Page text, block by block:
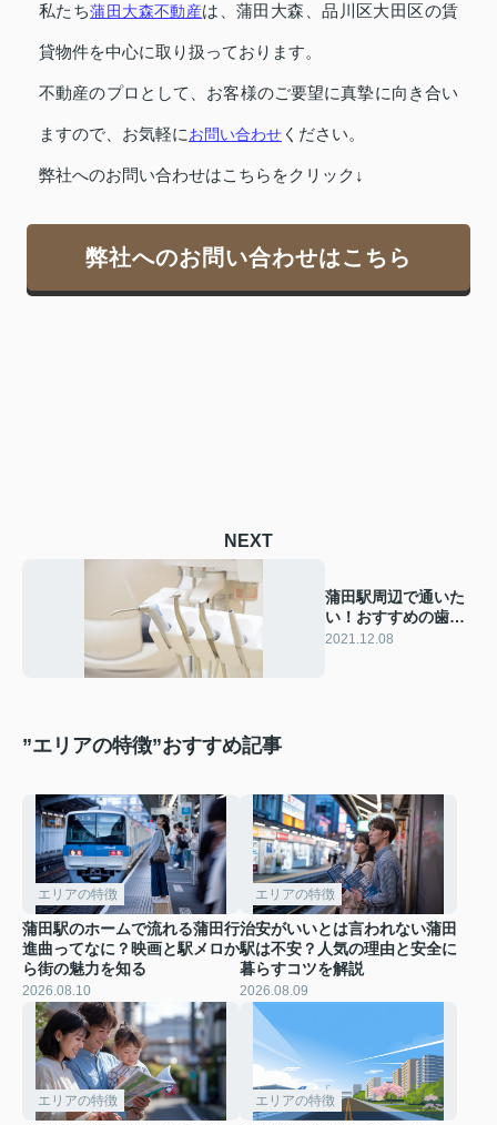
私たち蒲田大森不動産は、蒲田大森、品川区大田区の賃
貸物件を中心に取り扱っております。
不動産のプロとして、お客様のご要望に真摯に向き合い
ますので、お気軽にお問い合わせ ください。
弊社へのお問い合わせはこちらをクリック↓
弊社へのお問い合わせはこちら
NEXT
蒲田駅周辺で通いた
い！おすすめの歯医
者さん2選
2021.12.08
”エリアの特徴”おすすめ記事
エリアの特徴
蒲田駅のホームで流れる蒲田行
進曲ってなに？映画と駅メロか
ら街の魅力を知る
2026.08.10
エリアの特徴
治安がいいとは言われない蒲田
駅は不安？人気の理由と安全に
暮らすコツを解説
2026.08.09
エリアの特徴 エリアの特徴